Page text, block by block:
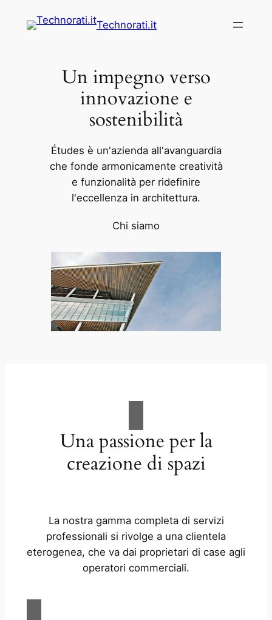
Technorati.it
Un impegno verso
innovazione e
sostenibilità
Études è un'azienda all'avanguardia
che fonde armonicamente creatività
e funzionalità per ridefinire
l'eccellenza in architettura.
Chi siamo
Una passione per la
creazione di spazi
La nostra gamma completa di servizi
professionali si rivolge a una clientela
eterogenea, che va dai proprietari di case agli
operatori commerciali.